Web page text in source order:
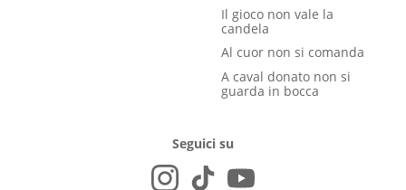
Il gioco non vale la
candela
Al cuor non si comanda
A caval donato non si
guarda in bocca
Seguici su